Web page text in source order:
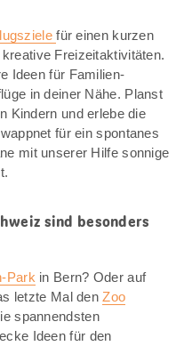
für einen kurzen
Freizeitaktivitäten.
Ideen für Familien-
in deiner Nähe. Planst
Kindern und erlebe die
für ein spontanes
mit unserer Hilfe sonnige
sind besonders
Park in Bern? Oder auf
letzte Mal denZoo
spannendsten
Ideen für den